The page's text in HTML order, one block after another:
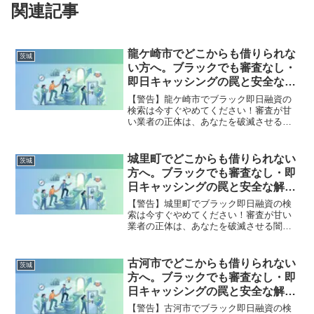
関連記事
茨城
龍ケ崎市でどこからも借りられな
い方へ。ブラックでも審査なし・
即日キャッシングの罠と安全な解
決策
【警告】龍ケ崎市でブラック即日融資の
検索は今すぐやめてください！審査が甘
い業者の正体は、あなたを破滅させる闇
龍ケ崎市で違法業者を避け、借金地獄か
ら抜け出した方々の実体験と確実な解決
策を完全公開。
茨城
城里町でどこからも借りられない
方へ。ブラックでも審査なし・即
日キャッシングの罠と安全な解決
策
【警告】城里町でブラック即日融資の検
索は今すぐやめてください！審査が甘い
業者の正体は、あなたを破滅させる闇金
町で違法業者を避け、借金地獄から抜け
出した方々の実体験と確実な解決策を完
全公開。
茨城
古河市でどこからも借りられない
方へ。ブラックでも審査なし・即
日キャッシングの罠と安全な解決
策
【警告】古河市でブラック即日融資の検